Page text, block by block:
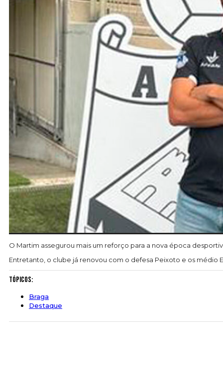
O Martim assegurou mais um reforço para a nova época
Entretanto, o clube já renovou com o defesa Peixoto e os médio
Tópicos:
Braga
Destaque